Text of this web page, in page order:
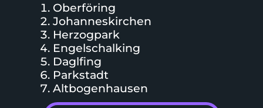
Oberföring
Johanneskirchen
Herzogpark
Engelschalking
Daglfing
Parkstadt
Altbogenhausen